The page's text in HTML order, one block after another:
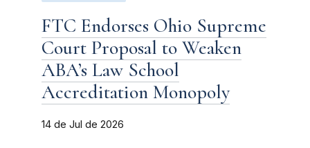
FTC Endorses Ohio Supreme
Court Proposal to Weaken
ABA’s Law School
Accreditation Monopoly
14 de Jul de 2026